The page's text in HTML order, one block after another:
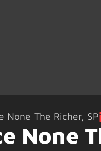
None The Richer, SP
None